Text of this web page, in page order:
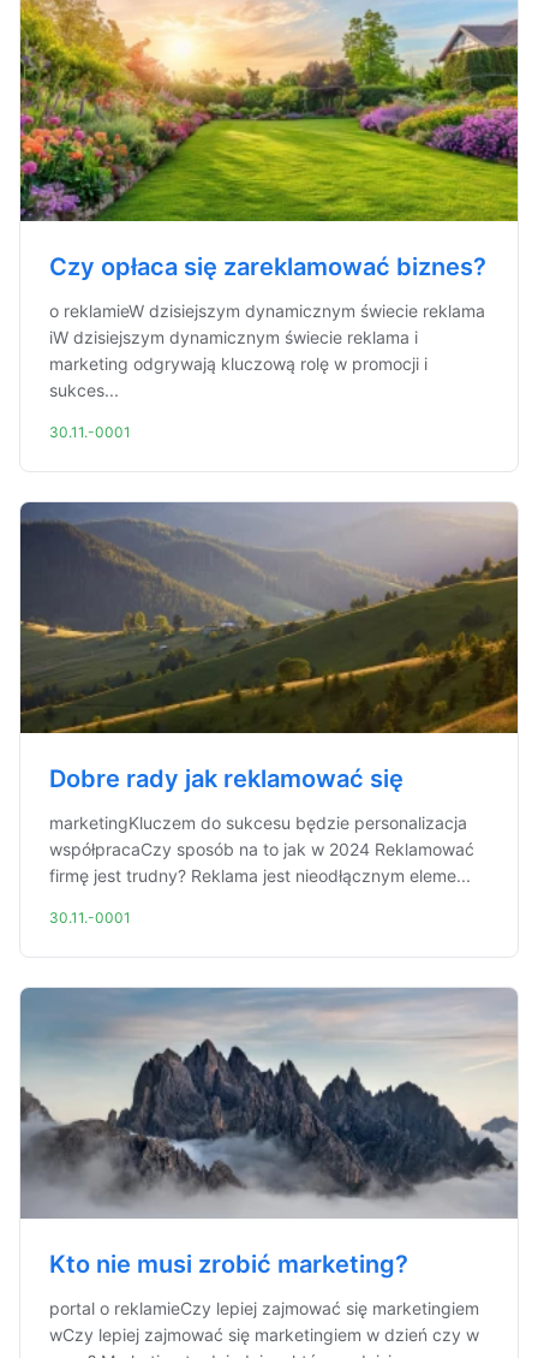
Czy opłaca się zareklamować biznes?
o reklamieW dzisiejszym dynamicznym świecie reklama
iW dzisiejszym dynamicznym świecie reklama i
marketing odgrywają kluczową rolę w promocji i
sukces...
30.11.-0001
Dobre rady jak reklamować się
marketingKluczem do sukcesu będzie personalizacja
współpracaCzy sposób na to jak w 2024 Reklamować
firmę jest trudny? Reklama jest nieodłącznym eleme...
30.11.-0001
Kto nie musi zrobić marketing?
portal o reklamieCzy lepiej zajmować się marketingiem
wCzy lepiej zajmować się marketingiem w dzień czy w